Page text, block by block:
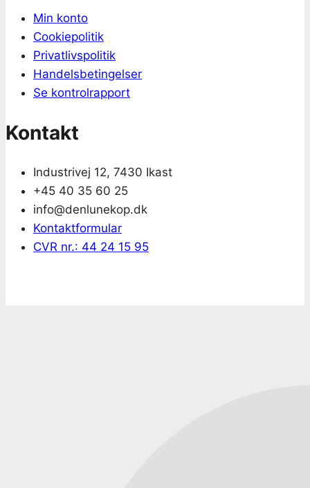
Min konto
Cookiepolitik
Privatlivspolitik
Handelsbetingelser
Se kontrolrapport
Kontakt
Industrivej 12, 7430 Ikast
+45 40 35 60 25
info@denlunekop.dk
Kontaktformular
CVR nr.: 44 24 15 95